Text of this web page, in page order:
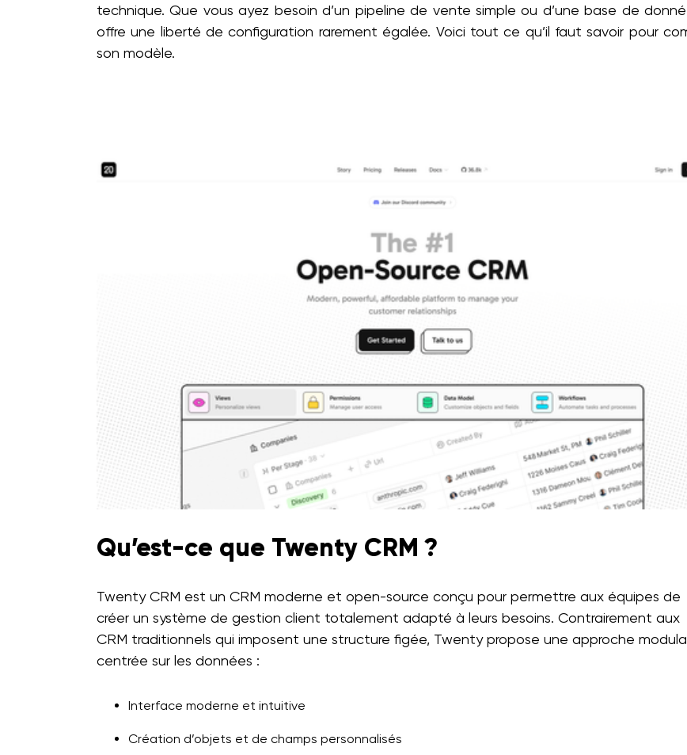
technique. Que vous ayez besoin d’un pipeline de vente simple ou d’une base de
offre une liberté de configuration rarement égalée. Voici tout ce qu’il faut savoir pour
son modèle.
Qu’est-ce que Twenty CRM ?
Twenty CRM est un CRM moderne et open-source conçu pour permettre aux équipes de
créer un système de gestion client totalement adapté à leurs besoins. Contrairement aux
CRM traditionnels qui imposent une structure figée, Twenty propose une approche
centrée sur les données :
Interface moderne et intuitive
Création d’objets et de champs personnalisés